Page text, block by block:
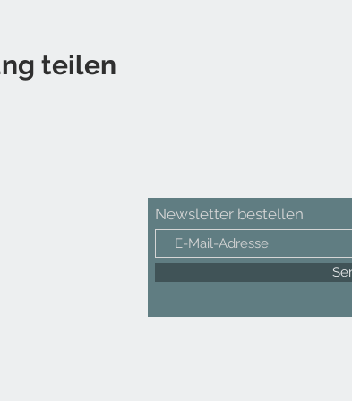
teilen
Newsletter bestellen